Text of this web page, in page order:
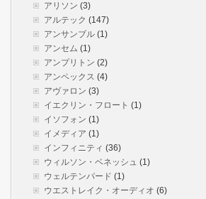
アリソン (3)
アルテック (147)
アンサンブル (1)
アンセム (1)
アンプリトン (2)
アンペックス (4)
アヴァロン (3)
イエクリン・フロート (1)
イソフォン (1)
イメディア (1)
インフィニティ (36)
ウィルソン・ベネッシュ (1)
ウェルテンパード (1)
ウエストレイク・オーディオ (6)